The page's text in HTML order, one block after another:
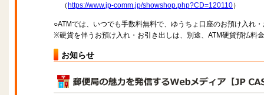
（ https://www.jp-comm.jp/showshop.php?CD=120110）
○ATMでは、いつでも手数料無料で、ゆうちょ口座のお預け入れ
※硬貨を伴うお預け入れ・お引き出しは、別途、ATM硬貨預払料
お知らせ